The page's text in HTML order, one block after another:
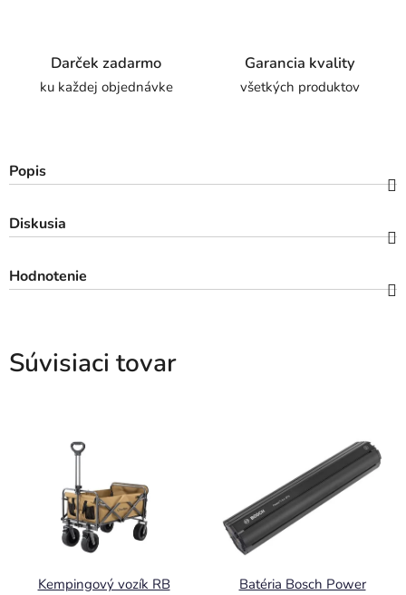
Darček zadarmo
ku každej objednávke
Garancia kvality
všetkých produktov
Popis
Diskusia
Hodnotenie
Súvisiaci tovar
Kempingový vozík RB
Batéria Bosch Power